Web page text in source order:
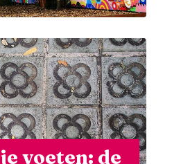
voeten: de